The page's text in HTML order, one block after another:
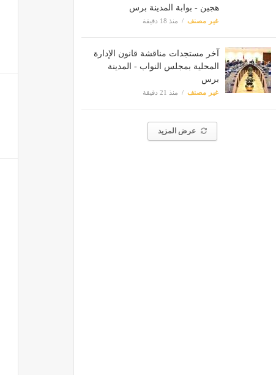
هجين - بوابة المدينة برس
غير مصنف منذ 18 دقيقة
آخر مستجدات مناقشة قانون الإدارة
المحلية بمجلس النواب - المدينة
برس
غير مصنف منذ 21 دقيقة
عرض المزيد